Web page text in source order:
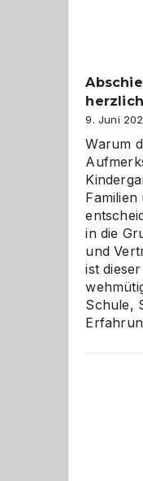
9. Juni
Warum
in die
und
ist
Schule,